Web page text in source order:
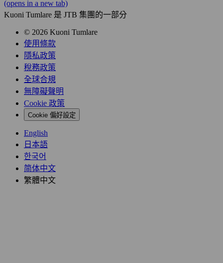
(opens in a new tab)
Kuoni Tumlare 是 JTB 集團的一部分
© 2026 Kuoni Tumlare
使用條款
隱私政策
稅務政策
全球合規
無障礙聲明
Cookie 政策
Cookie 偏好設定
English
日本語
한국어
简体中文
繁體中文